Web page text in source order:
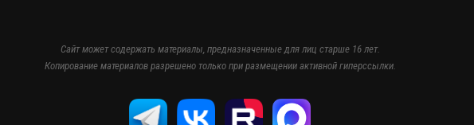
Сайт может содержать материалы, предназначенные для лиц старше 16 лет.
Копирование материалов разрешено только при размещении активной гиперссылки.